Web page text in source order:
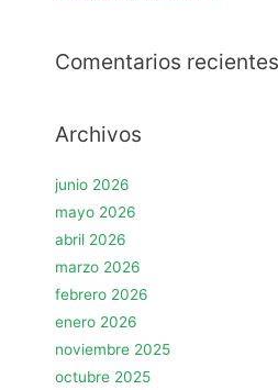
Comentarios recientes
Archivos
junio 2026
mayo 2026
abril 2026
marzo 2026
febrero 2026
enero 2026
noviembre 2025
octubre 2025